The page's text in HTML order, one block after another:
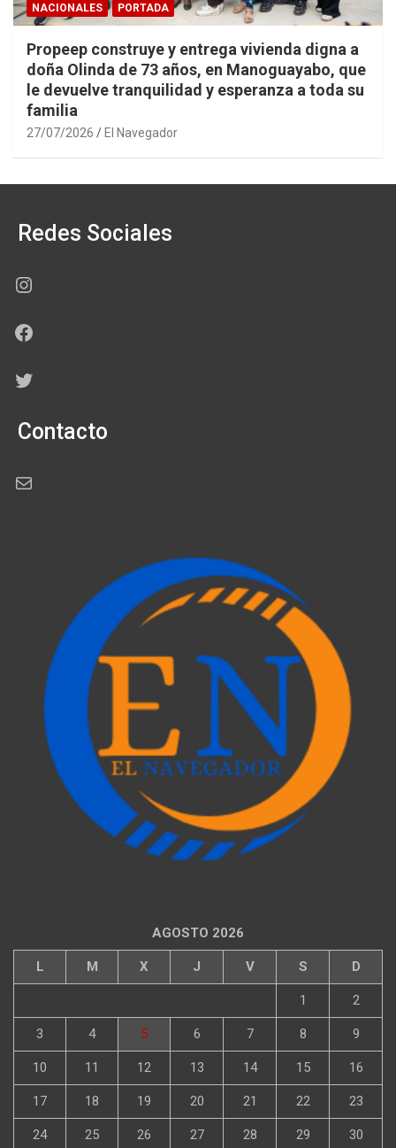
NACIONALES PORTADA
Propeep construye y entrega vivienda digna a
doña Olinda de 73 años, en Manoguayabo, que
le devuelve tranquilidad y esperanza a toda su
familia
27/07/2026 El Navegador
Redes Sociales
Instagram
Facebook
Twitter
Contacto
Correo electrónico
AGOSTO 2026
L M X J V S D
1 2
3 4 5 6 7 8 9
10 11 12 13 14 15 16
17 18 19 20 21 22 23
24 25 26 27 28 29 30